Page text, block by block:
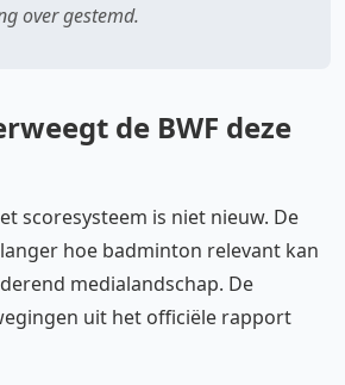
over gestemd.
de BWF deze
scoresysteem is niet nieuw. De
hoe badminton relevant kan
medialandschap. De
uit het officiële rapport